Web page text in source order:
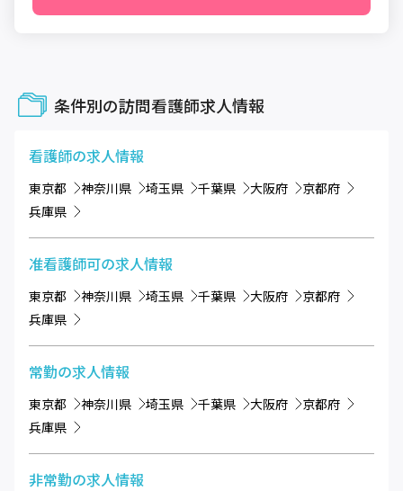
条件別の訪問看護師求人情報
看護師の求人情報
東京都 神奈川県 埼玉県 千葉県 大阪府
京都府
兵庫県
准看護師可の求人情報
東京都 神奈川県 埼玉県 千葉県 大阪府
京都府
兵庫県
常勤の求人情報
東京都 神奈川県 埼玉県 千葉県 大阪府
京都府
兵庫県
非常勤の求人情報